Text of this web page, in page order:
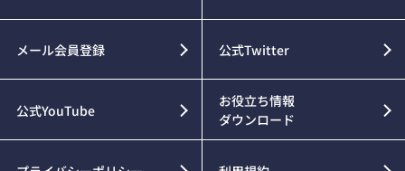
メール会員登録 公式Twitter
公式YouTube
お役立ち情報
ダウンロード